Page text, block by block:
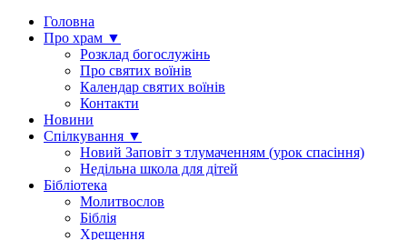
Головна
Про храм ▼
Розклад богослужінь
Про святих воїнів
Календар святих воїнів
Контакти
Новини
Спілкування ▼
Новий Заповіт з тлумаченням (урок спасіння)
Недільна школа для дітей
Бібліотека
Молитвослов
Біблія
Хрещення